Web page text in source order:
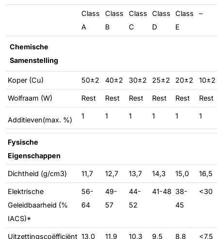
Class
A
Class
B
Class
C
Class
D
Class
E
–
Chemische
Samenstelling
Koper (Cu) 50±2 40±2 30±2 25±2 20±2 10±2
Wolfraam (W) Rest Rest Rest Rest Rest Rest
Additieven(max. %) 1 1 1 1 1 1
Fysische
Eigenschappen
Dichtheid (g/cm3) 11,7 12,7 13,7 14,3 15,0 16,5
Elektrische
Geleidbaarheid (%
IACS)*
56-
64
49-
57
44-
52
41-48 38-
45
<30
Uitzettingscoëfficiënt 13,0 11,9 10,3 9,5 8,8 <7,5